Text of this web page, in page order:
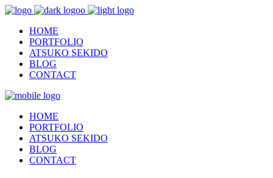
HOME
PORTFOLIO
ATSUKO SEKIDO
BLOG
CONTACT
HOME
PORTFOLIO
ATSUKO SEKIDO
BLOG
CONTACT